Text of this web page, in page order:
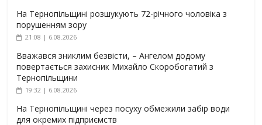
На Тернопільщині розшукують 72-річного чоловіка з
порушенням зору
21:08 | 6.08.2026
Вважався зниклим безвісти, – Ангелом додому
повертається захисник Михайло Скоробогатий з
Тернопільщини
19:32 | 6.08.2026
На Тернопільщині через посуху обмежили забір води
для окремих підприємств